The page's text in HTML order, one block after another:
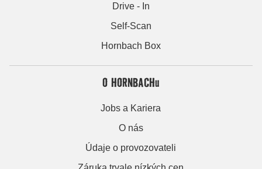
Drive - In
Self-Scan
Hornbach Box
O HORNBACHu
Jobs a Kariera
O nás
Údaje o provozovateli